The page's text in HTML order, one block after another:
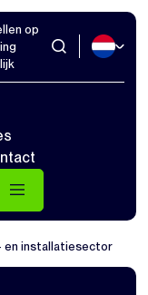
op
en installatiesector